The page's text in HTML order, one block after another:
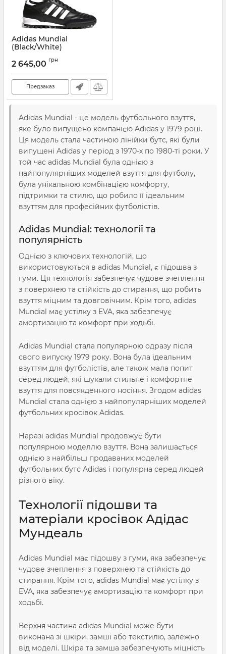
Adidas Mundial
(Black/White)
2 645,00 грн
Предзаказ
Adidas Mundial - це модель футбольного взуття,
яке було випущено компанією Adidas у 1979 році.
Ця модель стала частиною лінійки бутс, які були
випущені Adidas у період з 1970-х по 1980-ті роки. У
той час adidas Mundial була однією з
найпопулярніших моделей взуття для футболу,
була унікальною комбінацією комфорту,
підтримки та стилю, що робило її ідеальним
взуттям для професійних футболістів.
Adidas Mundial: технології та
популярність
Однією з ключових технологій, що
використовуються в adidas Mundial, є підошва з
гуми. Ця технологія забезпечує чудове зчеплення
з поверхнею та стійкість до стирання, що робить
взуття міцним та довговічним. Крім того, adidas
Mundial має устілку з EVA, яка забезпечує
амортизацію та комфорт при ходьбі.
Adidas Mundial стала популярною одразу після
свого випуску 1979 року. Вона була ідеальним
взуттям для футболістів, але також мала попит
серед людей, які шукали стильне і комфортне
взуття для повсякденного носіння. Згодом adidas
Mundial стала однією з найпопулярніших моделей
футбольних кросівок Adidas.
Наразі adidas Mundial продовжує бути
популярною моделлю взуття. Вона залишається
однією з найбільш продаваних моделей
футбольних бутс Adidas і популярна серед людей
різного віку.
Технології підошви та
матеріали кросівок Адідас
Мундеаль
Adidas Mundial має підошву з гуми, яка забезпечує
чудове зчеплення з поверхнею та стійкість до
стирання. Крім того, adidas Mundial має устілку з
EVA, яка забезпечує амортизацію та комфорт при
ходьбі.
Верхня частина adidas Mundial може бути
виконана зі шкіри, замші або текстилю, залежно
від моделі. Шкіра та замша забезпечують міцність